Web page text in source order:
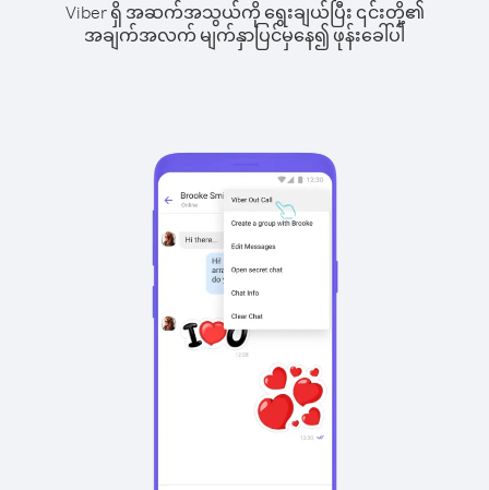
Viber ရှိ အဆက်အသွယ်ကို ရွေးချယ်ပြီး ၎င်းတို့၏
အချက်အလက် မျက်နှာပြင်မှနေ၍ ဖုန်းခေါ်ပါ